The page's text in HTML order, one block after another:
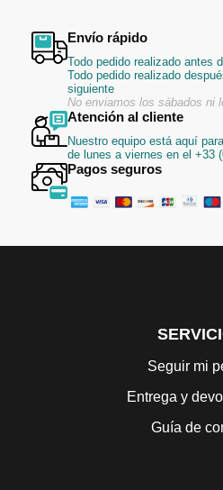
Envío rápido
Todo pedido realizado antes
Todo pedido realizado
siguiente
No enviamos los sábados ni
Atención al cliente
Nuestro equipo está aquí
de lunes a viernes en el +33
Pagos seguros
Seguir mi
Entrega y
Guía de